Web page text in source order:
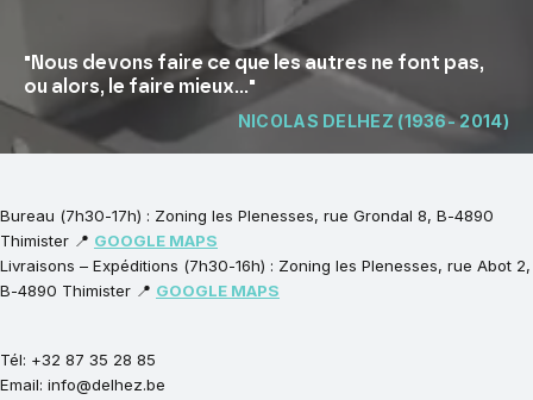
"Nous devons faire ce que les autres ne font pas,
ou alors, le faire mieux..."
NICOLAS DELHEZ (1936- 2014)
Bureau (7h30-17h) : Zoning les Plenesses, rue Grondal 8, B-4890
Thimister 📍 GOOGLE MAPS
Livraisons – Expéditions (7h30-16h) : Zoning les Plenesses, rue Abot 2,
B-4890 Thimister 📍 GOOGLE MAPS
Tél: +32 87 35 28 85
Email: info@delhez.be